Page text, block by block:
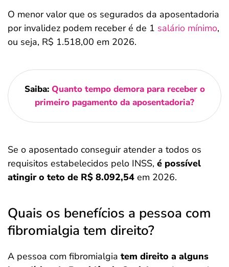
O menor valor que os segurados da aposentadoria
por invalidez podem receber é de 1 salário mínimo,
ou seja, R$ 1.518,00 em 2026.
Saiba: Quanto tempo demora para receber o
primeiro pagamento da aposentadoria?
Se o aposentado conseguir atender a todos os
requisitos estabelecidos pelo INSS, é possível
atingir o teto de R$ 8.092,54 em 2026.
Quais os benefícios a pessoa com
fibromialgia tem direito?
A pessoa com fibromialgia tem direito a alguns